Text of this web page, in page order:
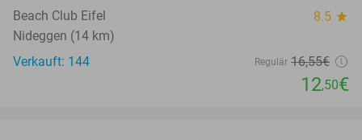
Beach Club Eifel 8.5 star
Nideggen (14 km)
Verkauft: 144
Regulär 16,55€
12,50€